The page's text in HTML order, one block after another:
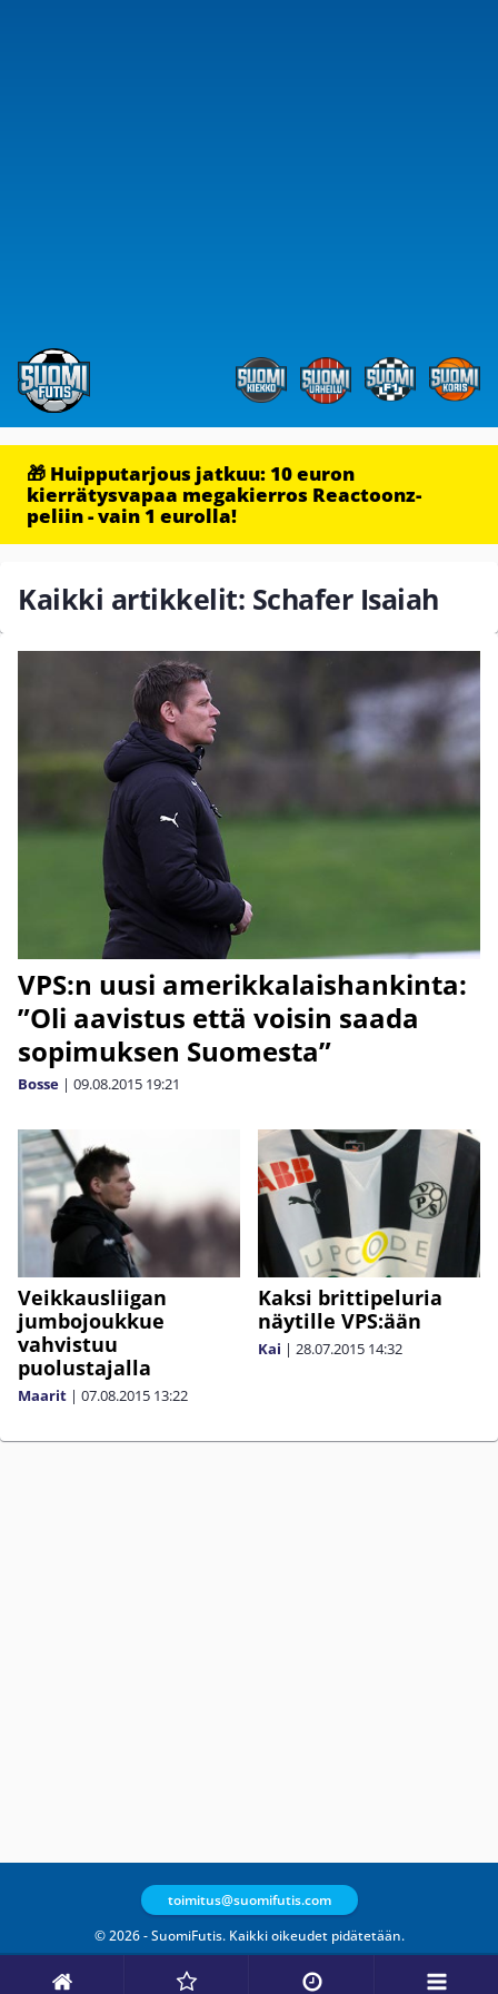
🎁 Huipputarjous jatkuu: 10 euron
kierrätysvapaa megakierros Reactoonz-
peliin - vain 1 eurolla!
Kaikki artikkelit: Schafer Isaiah
VPS:n uusi amerikkalaishankinta:
”Oli aavistus että voisin saada
sopimuksen Suomesta”
Bosse | 09.08.2015 19:21
Veikkausliigan
jumbojoukkue
vahvistuu
puolustajalla
Maarit | 07.08.2015 13:22
Kaksi brittipeluria
näytille VPS:ään
Kai | 28.07.2015 14:32
© 2026 - SuomiFutis. Kaikki oikeudet pidätetään.
toimitus@suomifutis.com